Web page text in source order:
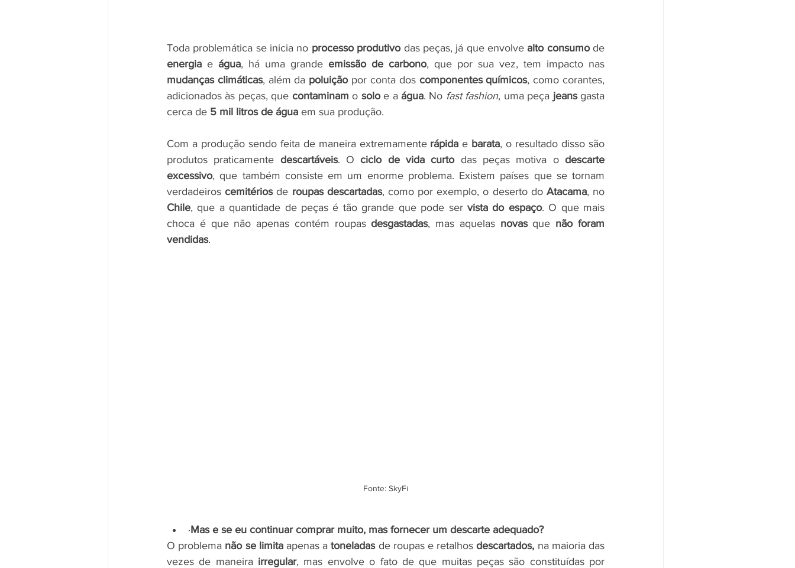
Toda problemática se inicia no processo produtivo das peças, já que envolve alto consumo
energia e água, há uma grande emissão de carbono
mudanças climáticas, além da poluição por conta dos componentes químicos, como corantes,
adicionados às peças, que contaminam o solo e a água. No fast fashion, uma peça jeans gasta
cerca de 5 mil litros de água em sua produção.
Com a produção sendo feita de maneira extremamente rápida e barata, o resultado disso são
produtos praticamente descartáveis. O ciclo de vida curto das peças motiva o descarte
excessivo, que também consiste em um enorme problema. Existem países que se tornam
verdadeiros cemitérios de roupas descartadas, como por exemplo, o deserto do Atacama
Chile, que a quantidade de peças é tão grande que pode ser vista do espaço. O que mais
choca é que não apenas contém roupas desgastadas, mas aquelas novas que não foram
vendidas.
Fonte: SkyFi
·Mas e se eu continuar comprar muito, mas fornecer um descarte adequado?
O problema não se limita apenas a toneladas de roupas e retalhos descartados, na maioria das
vezes de maneira irregular